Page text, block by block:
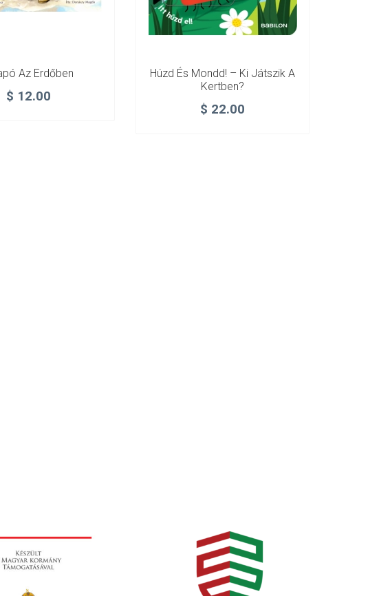
Az Erdőben
$ 12.00
Húzd És Mondd! – Ki Játszik A
Kertben?
$ 22.00